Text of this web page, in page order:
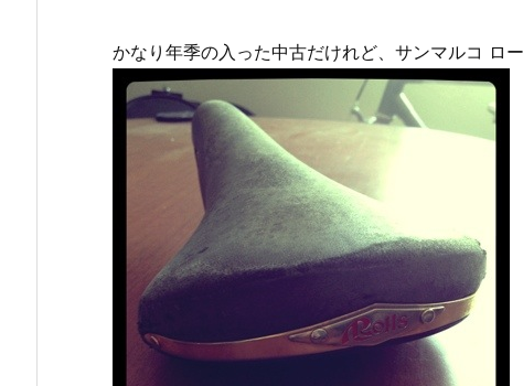
かなり年季の入った中古だけれど、サンマルコ ロ